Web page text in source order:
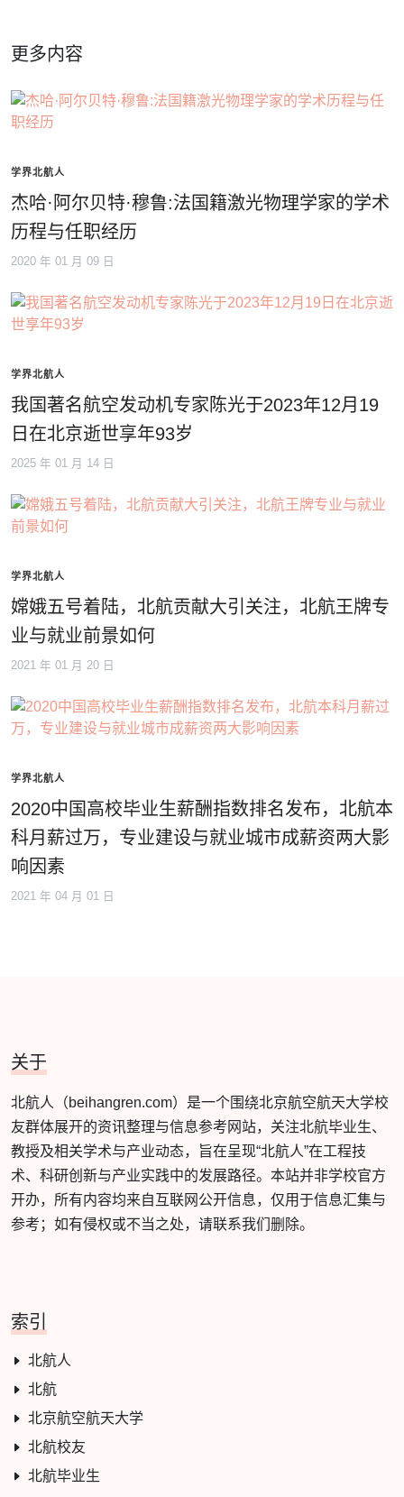
更多内容
学界北航人
杰哈·阿尔贝特·穆鲁:法国籍激光物理学家的学术
历程与任职经历
2020 年 01 月 09 日
学界北航人
我国著名航空发动机专家陈光于2023年12月19
日在北京逝世享年93岁
2025 年 01 月 14 日
学界北航人
嫦娥五号着陆，北航贡献大引关注，北航王牌专
业与就业前景如何
2021 年 01 月 20 日
学界北航人
2020中国高校毕业生薪酬指数排名发布，北航本
科月薪过万，专业建设与就业城市成薪资两大影
响因素
2021 年 04 月 01 日
关于
北航人（beihangren.com）是一个围绕北京航空航天大学校
友群体展开的资讯整理与信息参考网站，关注北航毕业生、
教授及相关学术与产业动态，旨在呈现“北航人”在工程技
术、科研创新与产业实践中的发展路径。本站并非学校官方
开办，所有内容均来自互联网公开信息，仅用于信息汇集与
参考；如有侵权或不当之处，请联系我们删除。
索引
北航人
北航
北京航空航天大学
北航校友
北航毕业生